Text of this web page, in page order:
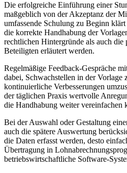
Die erfolgreiche Einführung einer
maßgeblich von der Akzeptanz der
umfassende Schulung zu Beginn
die korrekte Handhabung der
rechtlichen Hintergründe als auch
Beteiligten erläutert werden.
Regelmäßige Feedback-Gespräche
dabei, Schwachstellen in der Vorlage
kontinuierliche Verbesserungen
der täglichen Praxis wertvolle
die Handhabung weiter vereinfachen
Bei der Auswahl oder Gestaltung
auch die spätere Auswertung
die Daten erfasst werden, desto
Übertragung in
betriebswirtschaftliche Software-